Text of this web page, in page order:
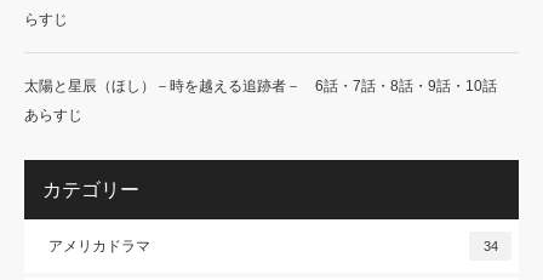
らすじ
太陽と星辰（ほし）－時を越える追跡者－ 6話・7話・8話・9話・10話
あらすじ
カテゴリー
アメリカドラマ 34